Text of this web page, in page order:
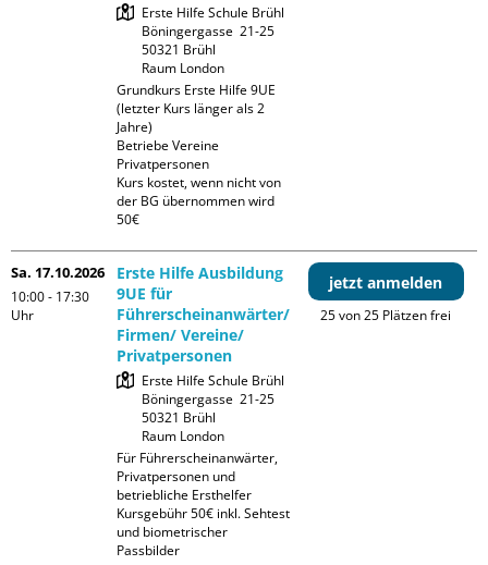
Erste Hilfe Schule Brühl
Böningergasse  21-25
50321 Brühl
Raum London
Grundkurs Erste Hilfe 9UE
(letzter Kurs länger als 2
Jahre)
Betriebe Vereine
Privatpersonen
Kurs kostet, wenn nicht von
der BG übernommen wird
50€
Sa. 17.10.2026
10:00 - 17:30
Uhr
Erste Hilfe Ausbildung
9UE für
Führerscheinanwärter/
Firmen/ Vereine/
Privatpersonen
Erste Hilfe Schule Brühl
Böningergasse  21-25
50321 Brühl
Raum London
Für Führerscheinanwärter,
Privatpersonen und
betriebliche Ersthelfer
Kursgebühr 50€ inkl. Sehtest
und biometrischer
Passbilder
jetzt anmelden
25 von 25 Plätzen frei